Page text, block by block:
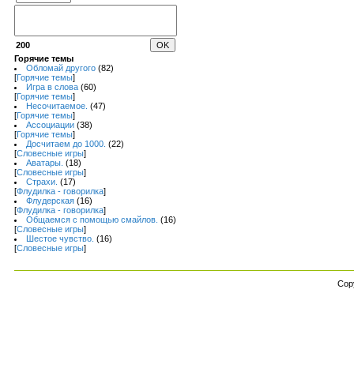
200
Горячие темы
Обломай другого (82)
[Горячие темы]
Игра в слова (60)
[Горячие темы]
Несочитаемое. (47)
[Горячие темы]
Ассоциации (38)
[Горячие темы]
Досчитаем до 1000. (22)
[Словесные игры]
Аватары. (18)
[Словесные игры]
Страхи. (17)
[Флудилка - говорилка]
Флудерская (16)
[Флудилка - говорилка]
Общаемся с помощью смайлов. (16)
[Словесные игры]
Шестое чувство. (16)
[Словесные игры]